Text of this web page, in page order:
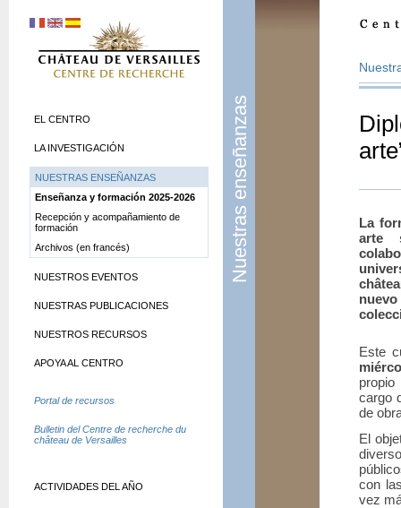
Nuestras enseñanzas
La
arte
Este
cargo
de
El
con
vez
EL CENTRO
LA INVESTIGACIÓN
NUESTRAS ENSEÑANZAS
Enseñanza y formación 2025-2026
Recepción y acompañamiento de
formación
Archivos (en francés)
NUESTROS EVENTOS
NUESTRAS PUBLICACIONES
NUESTROS RECURSOS
APOYA AL CENTRO
Portal de recursos
Bulletin del Centre de recherche du
château de Versailles
ACTIVIDADES DEL AÑO